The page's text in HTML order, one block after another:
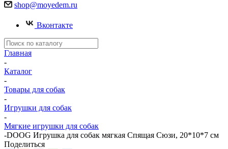
shop@moyedem.ru
Вконтакте
Главная
-
Каталог
-
Товары для собак
-
Игрушки для собак
-
Мягкие игрушки для собак
-DOOG Игрушка для собак мягкая Спящая Сюзи, 20*10*7 см
Поделиться